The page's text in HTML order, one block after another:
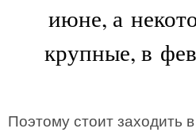
июне, а
крупные, в
Поэтому стоит заходить